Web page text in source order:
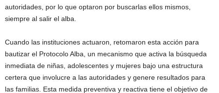
autoridades, por lo que optaron por buscarlas ellos mismos,
siempre al salir el alba.
Cuando las instituciones actuaron, retomaron esta acción para
bautizar el Protocolo Alba, un mecanismo que activa la búsqueda
inmediata de niñas, adolescentes y mujeres bajo una estructura
certera que involucre a las autoridades y genere resultados para
las familias. Esta medida preventiva y reactiva tiene el objetivo de